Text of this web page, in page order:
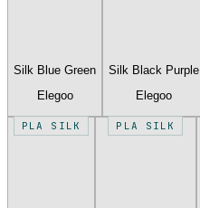
Silk Blue Green
Elegoo
Silk Black Purple
Elegoo
PLA SILK PLA SILK